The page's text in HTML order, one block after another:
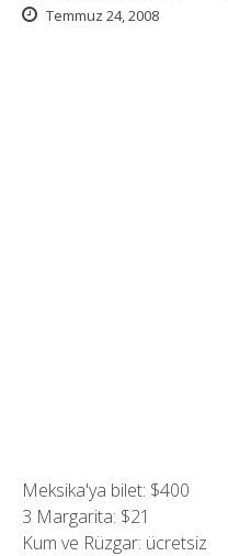
Temmuz 24, 2008
Meksika'ya bilet: $400
3 Margarita: $21
Kum ve Rüzgar: ücretsiz